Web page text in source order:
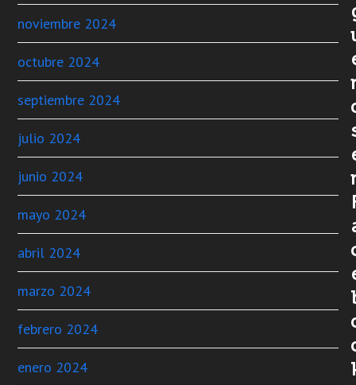
noviembre 2024
octubre 2024
septiembre 2024
julio 2024
junio 2024
mayo 2024
abril 2024
marzo 2024
febrero 2024
enero 2024